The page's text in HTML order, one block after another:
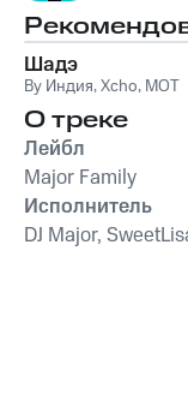
Шадэ
By Индия,Xcho, MOT
О треке
Лейбл
Major Family
Исполнитель
DJ Major,